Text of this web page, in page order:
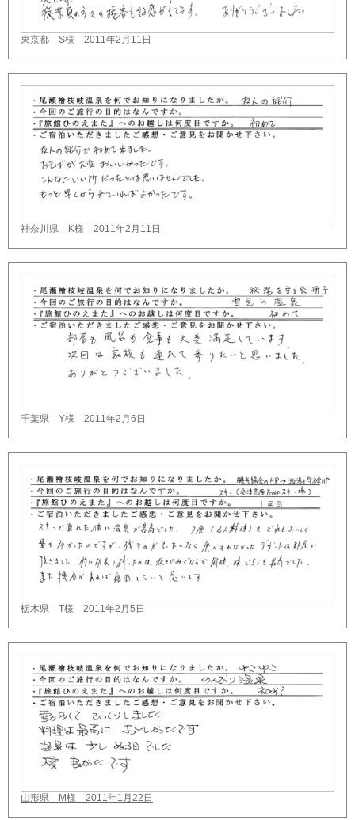
東京都 S様 2011年2月11日
神奈川県 K様 2011年2月11日
千葉県 Y様 2011年2月6日
栃木県 T様 2011年2月5日
山形県 M様 2011年1月22日